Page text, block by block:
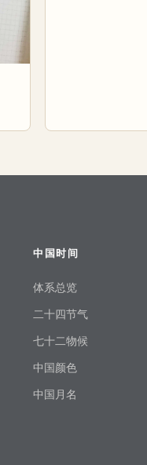
中国时间
体系总览
二十四节气
七十二物候
中国颜色
中国月名